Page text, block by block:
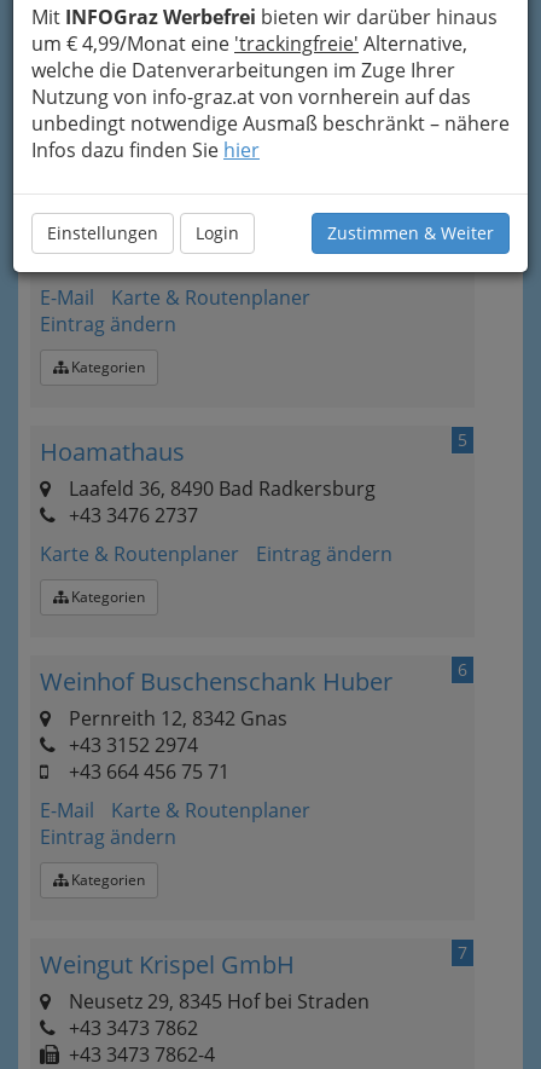
Mit INFOGraz Werbefrei bieten wir darüber hinaus
um € 4,99/Monat eine 'trackingfreie' Alternative,
welche die Datenverarbeitungen im Zuge Ihrer
Nutzung von info-graz.at von vornherein auf das
unbedingt notwendige Ausmaß beschränkt – nähere
Infos dazu finden Sie hier
Einstellungen Login Zustimmen & Weiter
E-Mail
Karte & Routenplaner
Eintrag ändern
Kategorien
Buschenschank im Gwölb
+43 3476 415 51
+43 664 253 07 02
E-Mail
Karte & Routenplaner
Eintrag ändern
Kategorien
5
Hoamathaus
Laafeld 36, 8490 Bad Radkersburg
+43 3476 2737
Karte & Routenplaner
Eintrag ändern
Kategorien
6
Weinhof Buschenschank Huber
Pernreith 12, 8342 Gnas
+43 3152 2974
+43 664 456 75 71
E-Mail
Karte & Routenplaner
Eintrag ändern
Kategorien
7
Weingut Krispel GmbH
Neusetz 29, 8345 Hof bei Straden
+43 3473 7862
+43 3473 7862-4